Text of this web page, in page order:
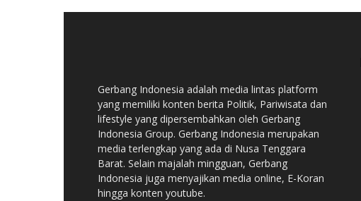
Gerbang Indonesia adalah media lintas platform
yang memiliki konten berita Politik, Pariwisata dan
lifestyle yang dipersembahkan oleh Gerbang
Indonesia Group. Gerbang Indonesia merupakan
media terlengkap yang ada di Nusa Tenggara
Barat. Selain majalah mingguan, Gerbang
Indonesia juga menyajikan media online, E-Koran
hingga konten youtube.